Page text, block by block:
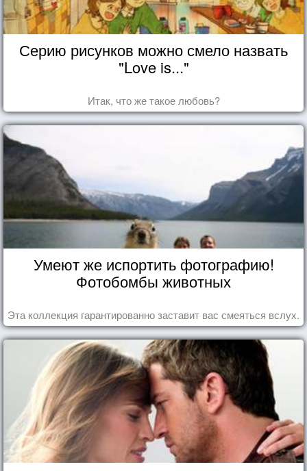
Серию рисунков можно смело назвать
"Love is..."
Итак, что же такое любовь?
Умеют же испортить фотографию!
Фотобомбы животных
Эта коллекция гарантированно заставит вас смеяться вслух.